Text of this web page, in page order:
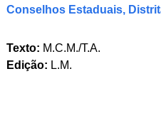
Conselhos Estaduais,
Texto: M.C.M./T.A.
Edição: L.M.